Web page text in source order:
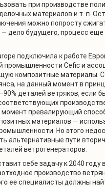
при производстве
материалов и т. п.
можно попросту
— дело будущего, процесс еще
подключила к работе
промышленности Cefic и
композитные материалы. С
на данный момент в
деталей ветряков, если
момент превалирующий
материалов —
Но этого
альтернативные пути
ветрогенераторов.
себе задачу к 2040 году
производство
ее специалисты должны